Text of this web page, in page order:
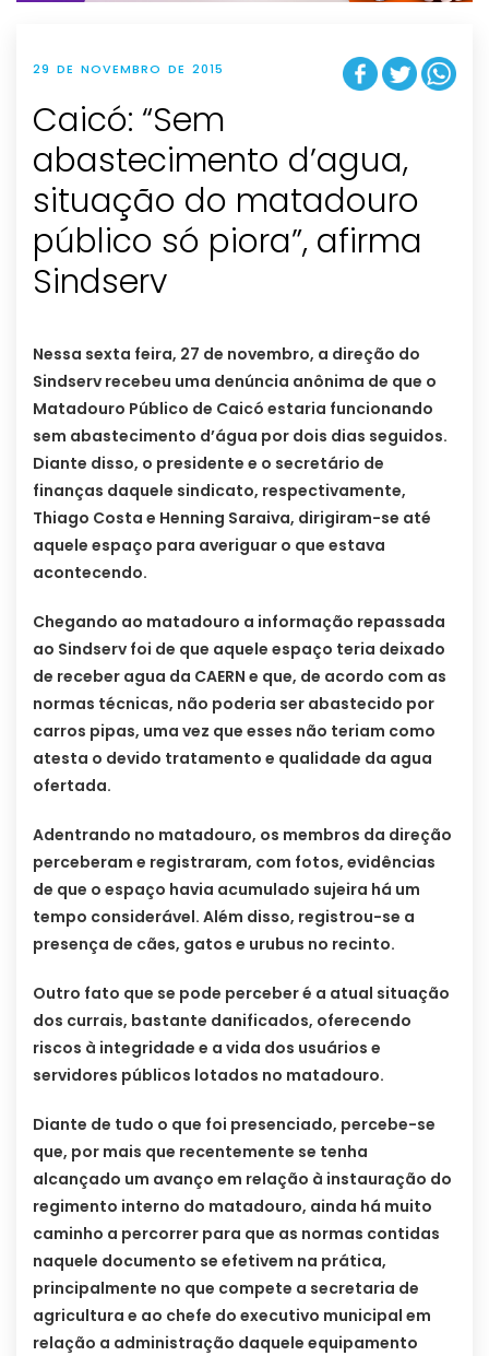
29 DE NOVEMBRO DE 2015
Caicó: “Sem
abastecimento d’agua,
situação do matadouro
público só piora”, afirma
Sindserv
Nessa sexta feira, 27 de novembro, a direção do
Sindserv recebeu uma denúncia anônima de que o
Matadouro Público de Caicó estaria funcionando
sem abastecimento d’água por dois dias seguidos.
Diante disso, o presidente e o secretário de
finanças daquele sindicato, respectivamente,
Thiago Costa e Henning Saraiva, dirigiram-se até
aquele espaço para averiguar o que estava
acontecendo.
Chegando ao matadouro a informação repassada
ao Sindserv foi de que aquele espaço teria deixado
de receber agua da CAERN e que, de acordo com as
normas técnicas, não poderia ser abastecido por
carros pipas, uma vez que esses não teriam como
atesta o devido tratamento e qualidade da agua
ofertada.
Adentrando no matadouro, os membros da direção
perceberam e registraram, com fotos, evidências
de que o espaço havia acumulado sujeira há um
tempo considerável. Além disso, registrou-se a
presença de cães, gatos e urubus no recinto.
Outro fato que se pode perceber é a atual situação
dos currais, bastante danificados, oferecendo
riscos à integridade e a vida dos usuários e
servidores públicos lotados no matadouro.
Diante de tudo o que foi presenciado, percebe-se
que, por mais que recentemente se tenha
alcançado um avanço em relação à instauração do
regimento interno do matadouro, ainda há muito
caminho a percorrer para que as normas contidas
naquele documento se efetivem na prática,
principalmente no que compete a secretaria de
agricultura e ao chefe do executivo municipal em
relação a administração daquele equipamento